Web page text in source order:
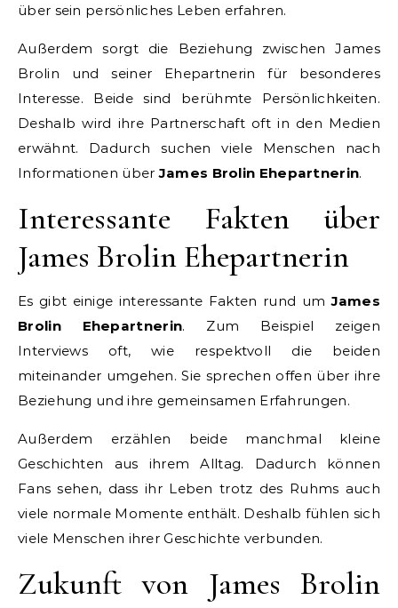
über sein persönliches Leben erfahren.
Außerdem sorgt die Beziehung zwischen James
Brolin und seiner Ehepartnerin für besonderes
Interesse. Beide sind berühmte Persönlichkeiten.
Deshalb wird ihre Partnerschaft oft in den Medien
erwähnt. Dadurch suchen viele Menschen nach
Informationen überJames Brolin Ehepartnerin.
Interessante Fakten über
James Brolin Ehepartnerin
Es gibt einige interessante Fakten rund umJames
Brolin Ehepartnerin. Zum Beispiel zeigen
Interviews oft, wie respektvoll die beiden
miteinander umgehen. Sie sprechen offen über ihre
Beziehung und ihre gemeinsamen Erfahrungen.
Außerdem erzählen beide manchmal kleine
Geschichten aus ihrem Alltag. Dadurch können
Fans sehen, dass ihr Leben trotz des Ruhms auch
viele normale Momente enthält. Deshalb fühlen sich
viele Menschen ihrer Geschichte verbunden.
Zukunft von James Brolin